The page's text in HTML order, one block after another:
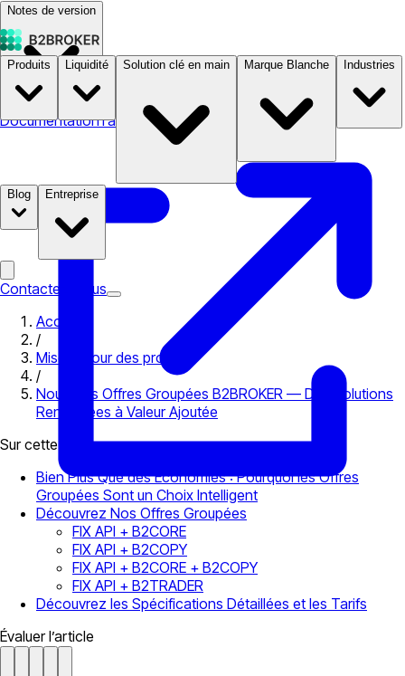
Notes de version
DocumentationTarifs B2STORE
Produits Liquidité Solution clé en main Marque Blanche Industries
Blog Entreprise
Contactez-nous
Accueil
/
Mises à jour des produits
/
Nouvelles Offres Groupées B2BROKER — Des Solutions
Renforcées à Valeur Ajoutée
Sur cette page
Bien Plus Que des Économies : Pourquoi les Offres
Groupées Sont un Choix Intelligent
Découvrez Nos Offres Groupées
FIX API + B2CORE
FIX API + B2COPY
FIX API + B2CORE + B2COPY
FIX API + B2TRADER
Découvrez les Spécifications Détaillées et les Tarifs
Évaluer l’article